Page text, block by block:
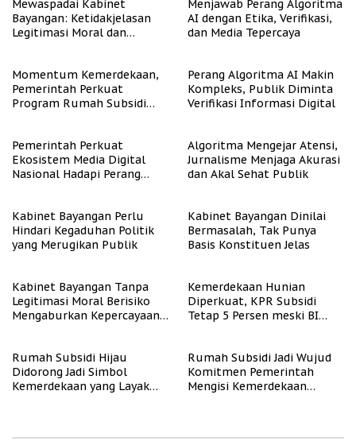
Mewaspadai Kabinet
Bayangan: Ketidakjelasan
Legitimasi Moral dan
Menjawab Perang Algoritma
AI dengan Etika, Verifikasi,
dan Media Tepercaya
Momentum Kemerdekaan,
Pemerintah Perkuat
Program Rumah Subsidi
Perang Algoritma AI Makin
Kompleks, Publik Diminta
Verifikasi Informasi Digital
Pemerintah Perkuat
Ekosistem Media Digital
Nasional Hadapi Perang
Algoritma Mengejar Atensi,
Jurnalisme Menjaga Akurasi
dan Akal Sehat Publik
Kabinet Bayangan Perlu
Hindari Kegaduhan Politik
yang Merugikan Publik
Kabinet Bayangan Dinilai
Bermasalah, Tak Punya
Basis Konstituen Jelas
Kabinet Bayangan Tanpa
Legitimasi Moral Berisiko
Mengaburkan Kepercayaan
Kemerdekaan Hunian
Diperkuat, KPR Subsidi
Tetap 5 Persen meski BI
Rumah Subsidi Hijau
Didorong Jadi Simbol
Kemerdekaan yang Layak
Rumah Subsidi Jadi Wujud
Komitmen Pemerintah
Mengisi Kemerdekaan